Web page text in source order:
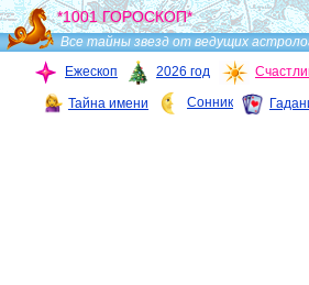
*1001 ГОРОСКОП*
Все тайны звезд от ведущих
Ежескоп
2026 год
Тайна имени Сонник